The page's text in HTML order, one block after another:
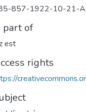
857-1922-10-21-
part of
est
rights